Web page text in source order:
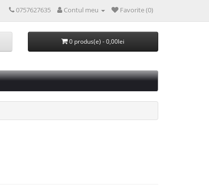
0757627635 Contul meu Favorite (0)
0 produs(e) - 0,00lei